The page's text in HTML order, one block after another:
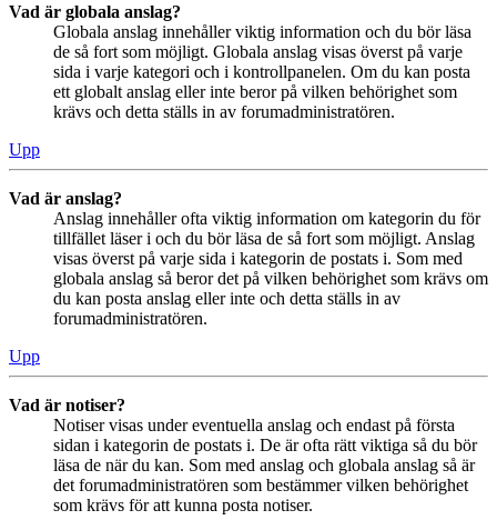
Vad är globala anslag?
Globala anslag innehåller viktig information och du bör läsa
de så fort som möjligt. Globala anslag visas överst på varje
sida i varje kategori och i kontrollpanelen. Om du kan posta
ett globalt anslag eller inte beror på vilken behörighet som
krävs och detta ställs in av forumadministratören.
Upp
Vad är anslag?
Anslag innehåller ofta viktig information om kategorin du för
tillfället läser i och du bör läsa de så fort som möjligt. Anslag
visas överst på varje sida i kategorin de postats i. Som med
globala anslag så beror det på vilken behörighet som krävs om
du kan posta anslag eller inte och detta ställs in av
forumadministratören.
Upp
Vad är notiser?
Notiser visas under eventuella anslag och endast på första
sidan i kategorin de postats i. De är ofta rätt viktiga så du bör
läsa de när du kan. Som med anslag och globala anslag så är
det forumadministratören som bestämmer vilken behörighet
som krävs för att kunna posta notiser.